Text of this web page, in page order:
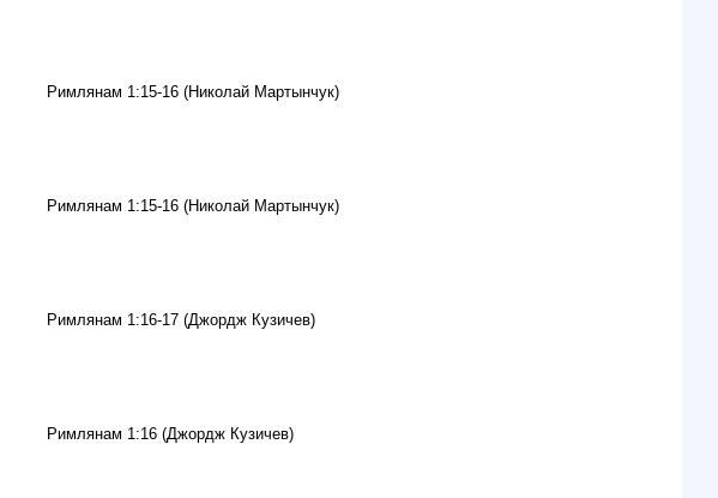
Римлянам 1:15-16 (Николай Мартынчук)
Римлянам 1:15-16 (Николай Мартынчук)
Римлянам 1:16-17 (Джордж Кузичев)
Римлянам 1:16 (Джордж Кузичев)